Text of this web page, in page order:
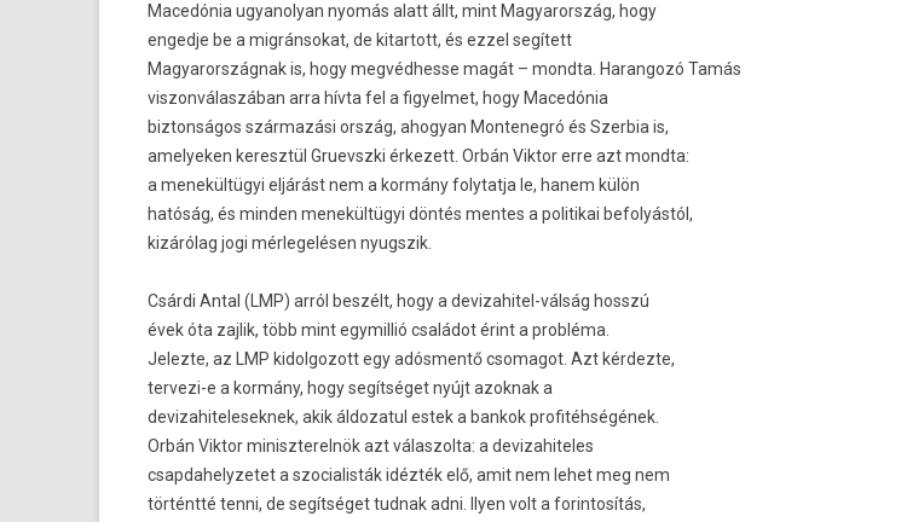
Macedónia ugyanolyan nyomás alatt állt, mint Magyarország, hogy
en­ged­je be a mig­ránsokat, de kitar­tott, és ezzel segített
Magyarország­nak is, hogy meg­védhes­se magát – mondta. Haran­gozó Tamás
vis­zonválas­zában arra hívta fel a figyel­met, hogy Macedónia
bi­zton­ságos származási ország, ahogyan Mon­tenegró és Szer­bia is,
amelyek­en keresztül Gruevszki érkezett. Orbán Vik­tor erre azt mondta:
a menekültügyi eljárást nem a kormány folytat­ja le, hanem külön
hatóság, és mind­en menekültügyi döntés men­tes a politikai be­folyás­tól,
kizárólag jogi mér­legelés­en nyugszik.
Csárdi Antal (LMP) arról beszélt, hogy a devizahitel-válság hosszú
évek óta zaj­lik, több mint egymil­lió családot érint a probléma.
Jelez­te, az LMP kidol­gozott egy adósmentő csomagot. Azt kér­dezte,
tervezi-e a kormány, hogy segítséget nyújt azok­nak a
de­vizahitelesek­nek, akik áldozatul estek a ban­kok pro­fitéh­ségének.
Orbán Vik­tor miniszterel­nök azt válas­zolta: a de­vizahiteles
csap­dahelyzetet a szocialis­ták idézték elő, amit nem lehet meg nem
történtté tenni, de segítséget tud­nak adni. Ilyen volt a forin­tosítás,